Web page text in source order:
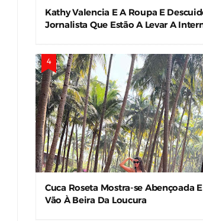
Kathy Valencia E A Roupa E
Jornalista Que Estão A Levar A
Cuca Roseta Mostra-se Abençoada E
Vão À Beira Da Loucura